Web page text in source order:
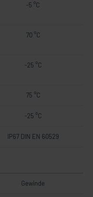
-5 °C
70 °C
-25 °C
75 °C
-25 °C
IP67 DIN EN 60529
Gewinde